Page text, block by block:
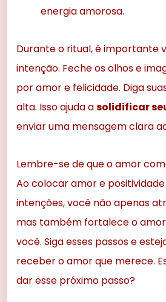
energia amorosa.
Durante o ritual, é importante
intenção. Feche os olhos e
por amor e felicidade. Diga
alta. Isso ajuda asolidificar
enviar uma mensagem clara
Lembre-se de que o amor
Ao colocar amor e
intenções, você não apenas
mas também fortalece o
você. Siga esses passos e
receber o amor que merece.
dar esse próximo passo?